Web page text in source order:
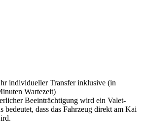
individueller Transfer inklusive (in
Wartezeit)
Beeinträchtigung wird ein Valet-
bedeutet, dass das Fahrzeug direkt am Kai